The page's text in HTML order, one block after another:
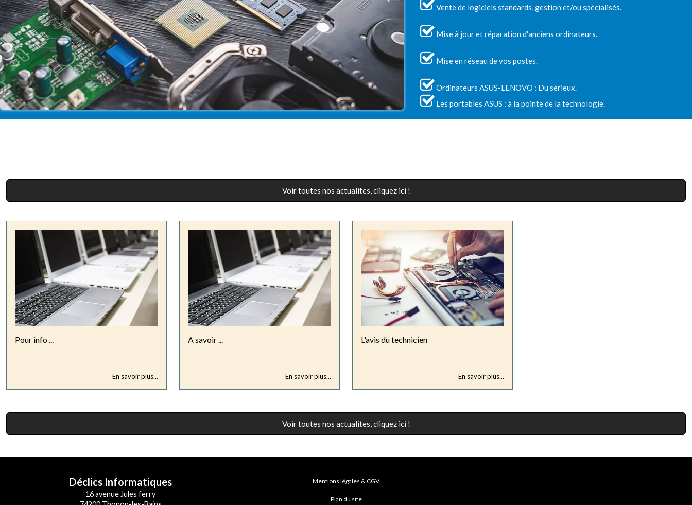
Vente de logiciels standards, gestion et/ou spécialisés.
Mise à jour et réparation d'anciens ordinateurs.
Mise en réseau de vos postes.
Ordinateurs ASUS-LENOVO : Du sérieux.
Les portables ASUS : à la pointe de la technologie.
Voir toutes nos actualites, cliquez ici !
Pour info ...
En savoir plus...
A savoir ...
En savoir plus...
L'avis du technicien
En savoir plus...
Voir toutes nos actualites, cliquez ici !
Déclics Informatiques
16 avenue Jules ferry
Mentions légales & CGV
Plan du site